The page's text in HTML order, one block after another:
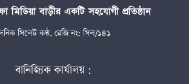
মিডিয়া বাড়ীর একটি সহযোগী প্রতিষ্ঠান
সিলেট কণ্ঠ, রেজি নং: সিল/১৪১
বানিজ্যিক কার্যালয় :